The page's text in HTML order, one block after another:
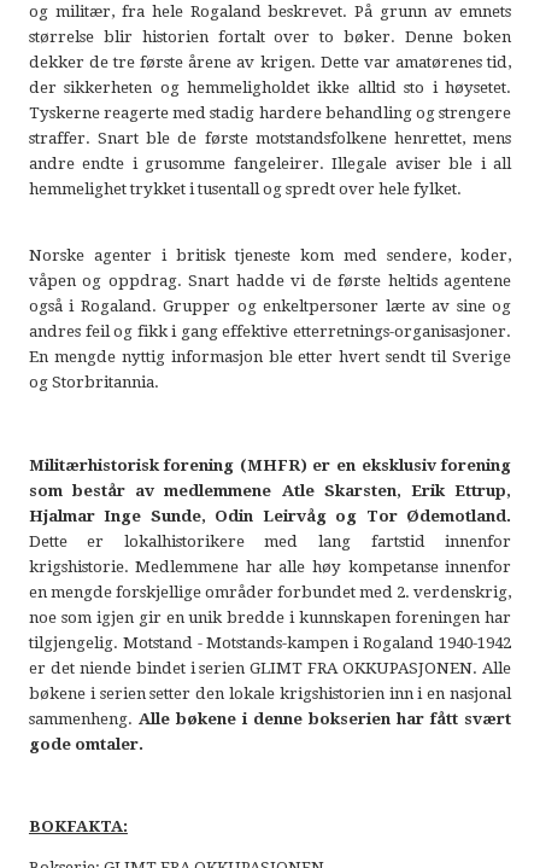
og militær, fra hele Rogaland beskrevet. På grunn av emnets
størrelse blir historien fortalt over to bøker. Denne boken
dekker de tre første årene av krigen. Dette var amatørenes tid,
der sikkerheten og hemmeligholdet ikke alltid sto i høysetet.
Tyskerne reagerte med stadig hardere behandling og strengere
straffer. Snart ble de første motstandsfolkene henrettet, mens
andre endte i grusomme fangeleirer. Illegale aviser ble i all
hemmelighet trykket i tusentall og spredt over hele fylket.
Norske agenter i britisk tjeneste kom med sendere, koder,
våpen og oppdrag. Snart hadde vi de første heltids agentene
også i Rogaland. Grupper og enkeltpersoner lærte av sine og
andres feil og fikk i gang effektive etterretnings-organisasjoner.
En mengde nyttig informasjon ble etter hvert sendt til Sverige
og Storbritannia.
Militærhistorisk forening (MHFR) er en eksklusiv forening
som består av medlemmene Atle Skarsten, Erik Ettrup,
Hjalmar Inge Sunde, Odin Leirvåg og Tor Ødemotland.
Dette er lokalhistorikere med lang fartstid innenfor
krigshistorie. Medlemmene har alle høy kompetanse innenfor
en mengde forskjellige områder forbundet med 2. verdenskrig,
noe som igjen gir en unik bredde i kunnskapen foreningen har
tilgjengelig. Motstand - Motstands-kampen i Rogaland 1940-1942
er det niende bindet i serien GLIMT FRA OKKUPASJONEN. Alle
bøkene i serien setter den lokale krigshistorien inn i en nasjonal
sammenheng. Alle bøkene i denne bokserien har fått svært
gode omtaler.
BOKFAKTA: